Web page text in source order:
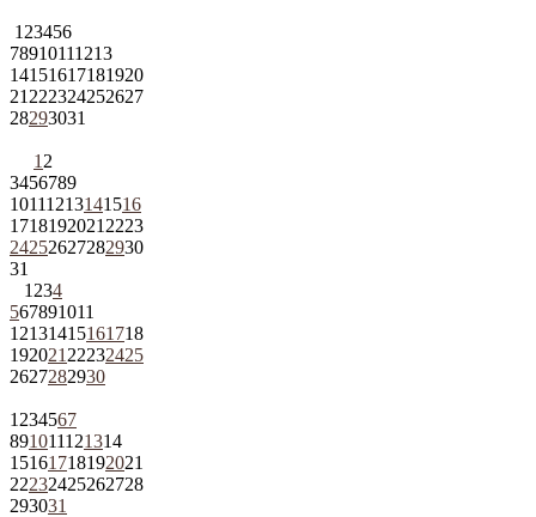
1 23456
78910111213
14151617181920
21 222324252627
28293031
1 2
3456789
10111213141516
1718192021 2223
24252627282930
31
1 234
567891011
12131415161718
192021 22232425
2627282930
1 234567
891011121314
15161718192021
22232425262728
293031